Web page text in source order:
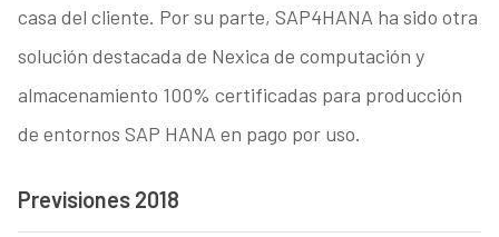
casa del cliente. Por su parte, SAP4HANA ha sido otra
solución destacada de Nexica de computación y
almacenamiento 100% certificadas para producción
de entornos SAP HANA en pago por uso.
Previsiones 2018